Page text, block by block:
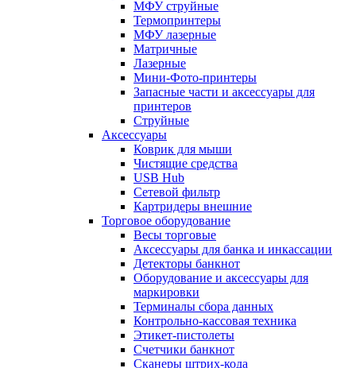
МФУ струйные
Термопринтеры
МФУ лазерные
Матричные
Лазерные
Мини-Фото-принтеры
Запасные части и аксессуары для
принтеров
Струйные
Аксессуары
Коврик для мыши
Чистящие средства
USB Hub
Сетевой фильтр
Картридеры внешние
Торговое оборудование
Весы торговые
Аксессуары для банка и инкассации
Детекторы банкнот
Оборудование и аксессуары для
маркировки
Терминалы сбора данных
Контрольно-кассовая техника
Этикет-пистолеты
Счетчики банкнот
Сканеры штрих-кода